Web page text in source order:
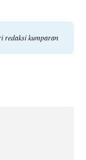
- Writer and
redaksi kumparan